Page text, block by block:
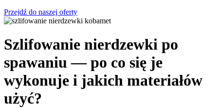
Przejdź do naszej oferty
Szlifowanie nierdzewki po
spawaniu — po co się je
wykonuje i jakich materiałów
użyć?